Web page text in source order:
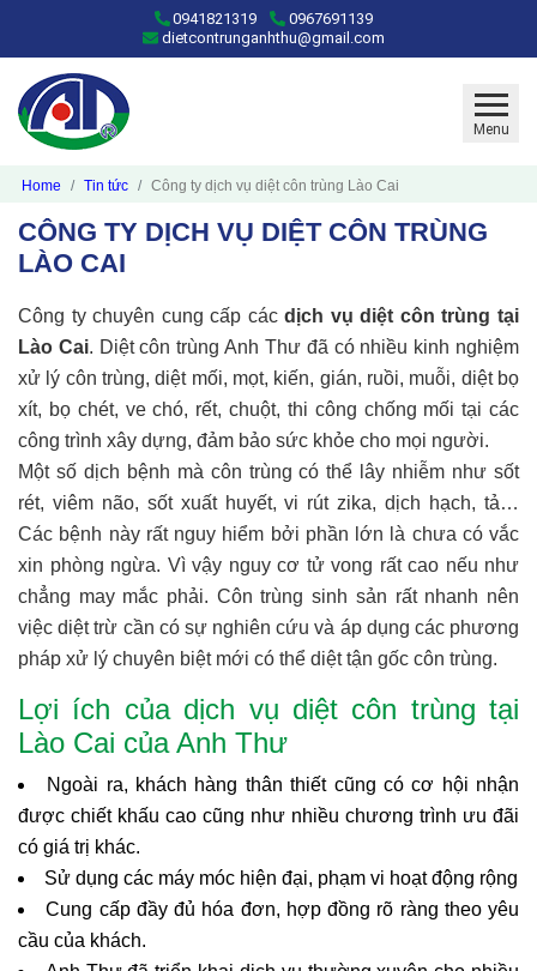
0941821319
0967691139
dietcontrunganhthu@gmail.com
Menu
Home Tin tức Công ty dịch vụ diệt côn trùng Lào Cai
CÔNG TY DỊCH VỤ DIỆT CÔN TRÙNG
LÀO CAI
Công ty chuyên cung cấp cácdịch vụ diệt côn trùng tại
Lào Cai. Diệt côn trùng Anh Thư đã có nhiều kinh nghiệm
xử lý côn trùng, diệt mối, mọt, kiến, gián, ruồi, muỗi, diệt bọ
xít, bọ chét, ve chó, rết, chuột, thi công chống mối tại các
công trình xây dựng, đảm bảo sức khỏe cho mọi người.
Một số dịch bệnh mà côn trùng có thể lây nhiễm như sốt
rét, viêm não, sốt xuất huyết, vi rút zika, dịch hạch, tả…
Các bệnh này rất nguy hiểm bởi phần lớn là chưa có vắc
xin phòng ngừa. Vì vậy nguy cơ tử vong rất cao nếu như
chẳng may mắc phải. Côn trùng sinh sản rất nhanh nên
việc diệt trừ cần có sự nghiên cứu và áp dụng các phương
pháp xử lý chuyên biệt mới có thể diệt tận gốc côn trùng.
Lợi ích của dịch vụ diệt côn trùng tại
Lào Cai của Anh Thư
Ngoài ra, khách hàng thân thiết cũng có cơ hội nhận
được chiết khấu cao cũng như nhiều chương trình ưu đãi
có giá trị khác.
Sử dụng các máy móc hiện đại, phạm vi hoạt động rộng
Cung cấp đầy đủ hóa đơn, hợp đồng rõ ràng theo yêu
cầu của khách.